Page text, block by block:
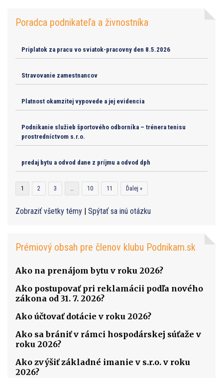
Poradca podnikateľa a živnostníka
Priplatok za pracu vo sviatok-pracovny den 8.5.2026
Stravovanie zamestnancov
Platnost okamzitej vypovede a jej evidencia
Podnikanie služieb športového odborníka – trénera tenisu
prostredníctvom s.r.o.
predaj bytu a odvod dane z príjmu a odvod dph
1 2 3 … 10 11 Ďalej »
Zobraziť všetky témy Spýtať sa inú otázku
Prémiový obsah pre členov klubu Podnikam.sk
Ako na prenájom bytu v roku 2026?
Ako postupovať pri reklamácii podľa nového
zákona od 31. 7. 2026?
Ako účtovať dotácie v roku 2026?
Ako sa brániť v rámci hospodárskej súťaže v
roku 2026?
Ako zvýšiť základné imanie v s.r.o. v roku
2026?